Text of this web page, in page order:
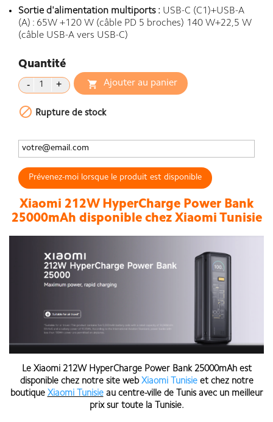
Sortie d'alimentation multiports : USB-C (C1)+USB-A
(A) : 65W +120 W (câble PD 5 broches) 140 W+22,5 W
(câble USB-A vers USB-C)
Quantité
 Ajouter au panier
 Rupture de stock
Prévenez-moi lorsque le produit est disponible
Xiaomi 212W HyperCharge Power Bank
25000mAh disponible chez Xiaomi Tunisie
Le Xiaomi 212W HyperCharge Power Bank 25000mAhest
disponible chez notre site web Xiaomi Tunisieet chez notre
boutique Xiaomi Tunisieau centre-ville de Tunis avec un meilleur
prix sur toute la Tunisie.